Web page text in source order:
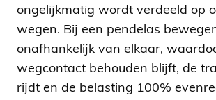
ongelijkmatig wordt verdeeld op
wegen. Bij een pendelas
onafhankelijk van elkaar,
wegcontact behouden blijft, de
rijdt en de belasting 100%